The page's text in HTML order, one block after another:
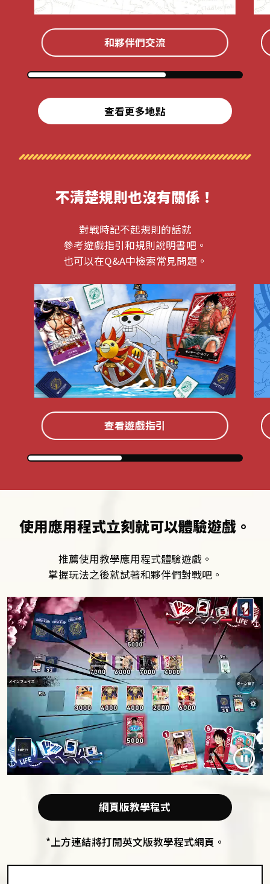
和夥伴們交流
查看更多地點
不清楚規則也沒有關係！
對戰時記不起規則的話就
參考遊戲指引和規則說明書吧。
也可以在Q&A中檢索常見問題。
查看遊戲指引
使用應用程式立刻就可以體驗遊戲。
推薦使用教學應用程式體驗遊戲。
掌握玩法之後就試著和夥伴們對戰吧。
網頁版教學程式
*上方連結將打開英文版教學程式網頁。